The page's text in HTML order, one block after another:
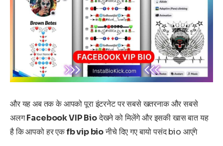
और यह अब तक के आपको पूरा इंटरनेट पर सबसे खतरनाक और सबसे
अलगFacebook VIP Bioदेखने को मिलेंगे और इसकी खास बात यह
है कि आपको हर एकfb vip bioनीचे दिए गए बायो पसंद bio आएंगे